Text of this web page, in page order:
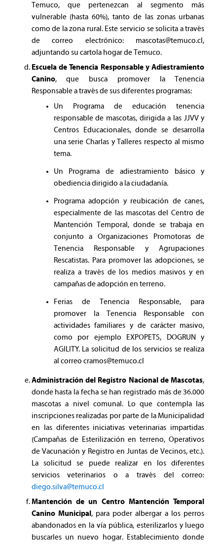
Temuco, que pertenezcan al segmento más
vulnerable (hasta 60%), tanto de las zonas urbanas
como de la zona rural. Este servicio se solicita a través
de correo electrónico: mascotas@temuco.cl,
adjuntando su cartola hogar de Temuco.
Escuela de Tenencia Responsable y Adiestramiento
Canino, que busca promover la Tenencia
Responsable a través de sus diferentes programas:
Un Programa de educación tenencia
responsable de mascotas, dirigida a las JJVV y
Centros Educacionales, donde se desarrolla
una serie Charlas y Talleres respecto al mismo
tema.
Un Programa de adiestramiento básico y
obediencia dirigido a la ciudadanía.
Programa adopción y reubicación de canes,
especialmente de las mascotas del Centro de
Mantención Temporal, donde se trabaja en
conjunto a Organizaciones Promotoras de
Tenencia Responsable y Agrupaciones
Rescatistas. Para promover las adopciones, se
realiza a través de los medios masivos y en
campañas de adopción en terreno.
Ferias de Tenencia Responsable, para
promover la Tenencia Responsable con
actividades familiares y de carácter masivo,
como por ejemplo EXPOPETS, DOGRUN y
AGILITY. La solicitud de los servicios se realiza
al correo cramos@temuco.cl
Administración del Registro Nacional de Mascotas,
donde hasta la fecha se han registrado más de 36.000
mascotas a nivel comunal. Lo que contempla las
inscripciones realizadas por parte de la Municipalidad
en las diferentes iniciativas veterinarias impartidas
(Campañas de Esterilización en terreno, Operativos
de Vacunación y Registro en Juntas de Vecinos, etc.).
La solicitud se puede realizar en los diferentes
servicios veterinarios o a través del correo:
diego.silva@temuco.cl
Mantención de un Centro Mantención Temporal
Canino Municipal , para poder albergar a los perros
abandonados en la vía pública, esterilizarlos y luego
buscarles un nuevo hogar. Establecimiento donde